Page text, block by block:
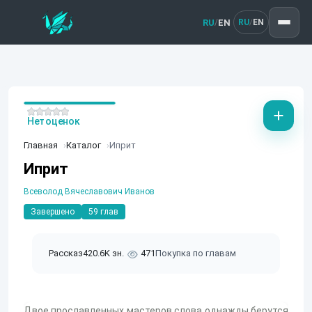
RU/EN RU/ EN
Главная Каталог Иприт
Иприт
Всеволод Вячеславович Иванов
Завершено 59 глав
Рассказ420.6K зн. 471Покупка по главам
Нет оценок